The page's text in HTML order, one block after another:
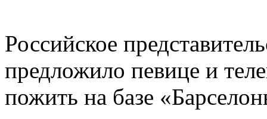
Российское
предложило певице и
пожить на базе